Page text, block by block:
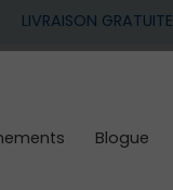
LIVRAISON
Blogue